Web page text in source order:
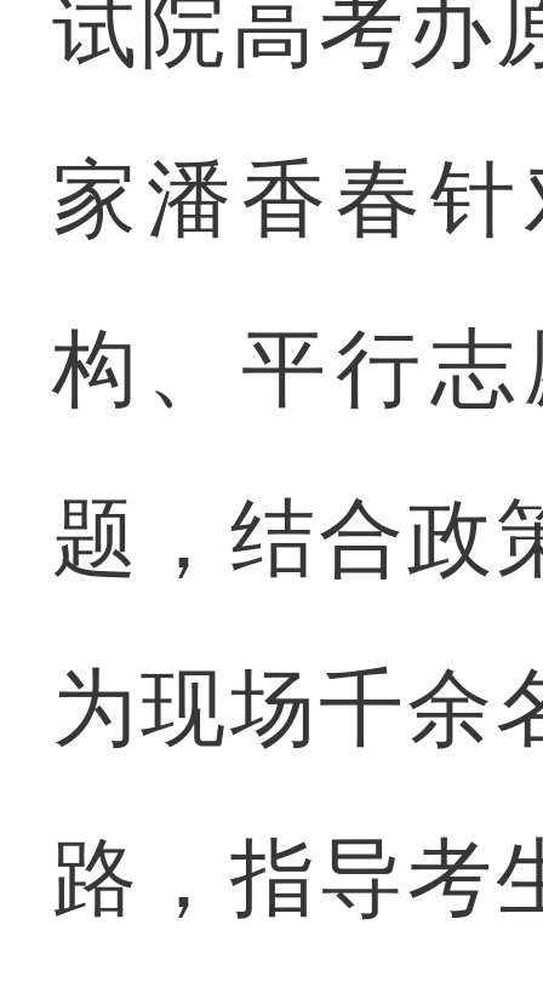
试院高考办
家潘香春
构、平行
题，结合政
为现场千余
路，指导考